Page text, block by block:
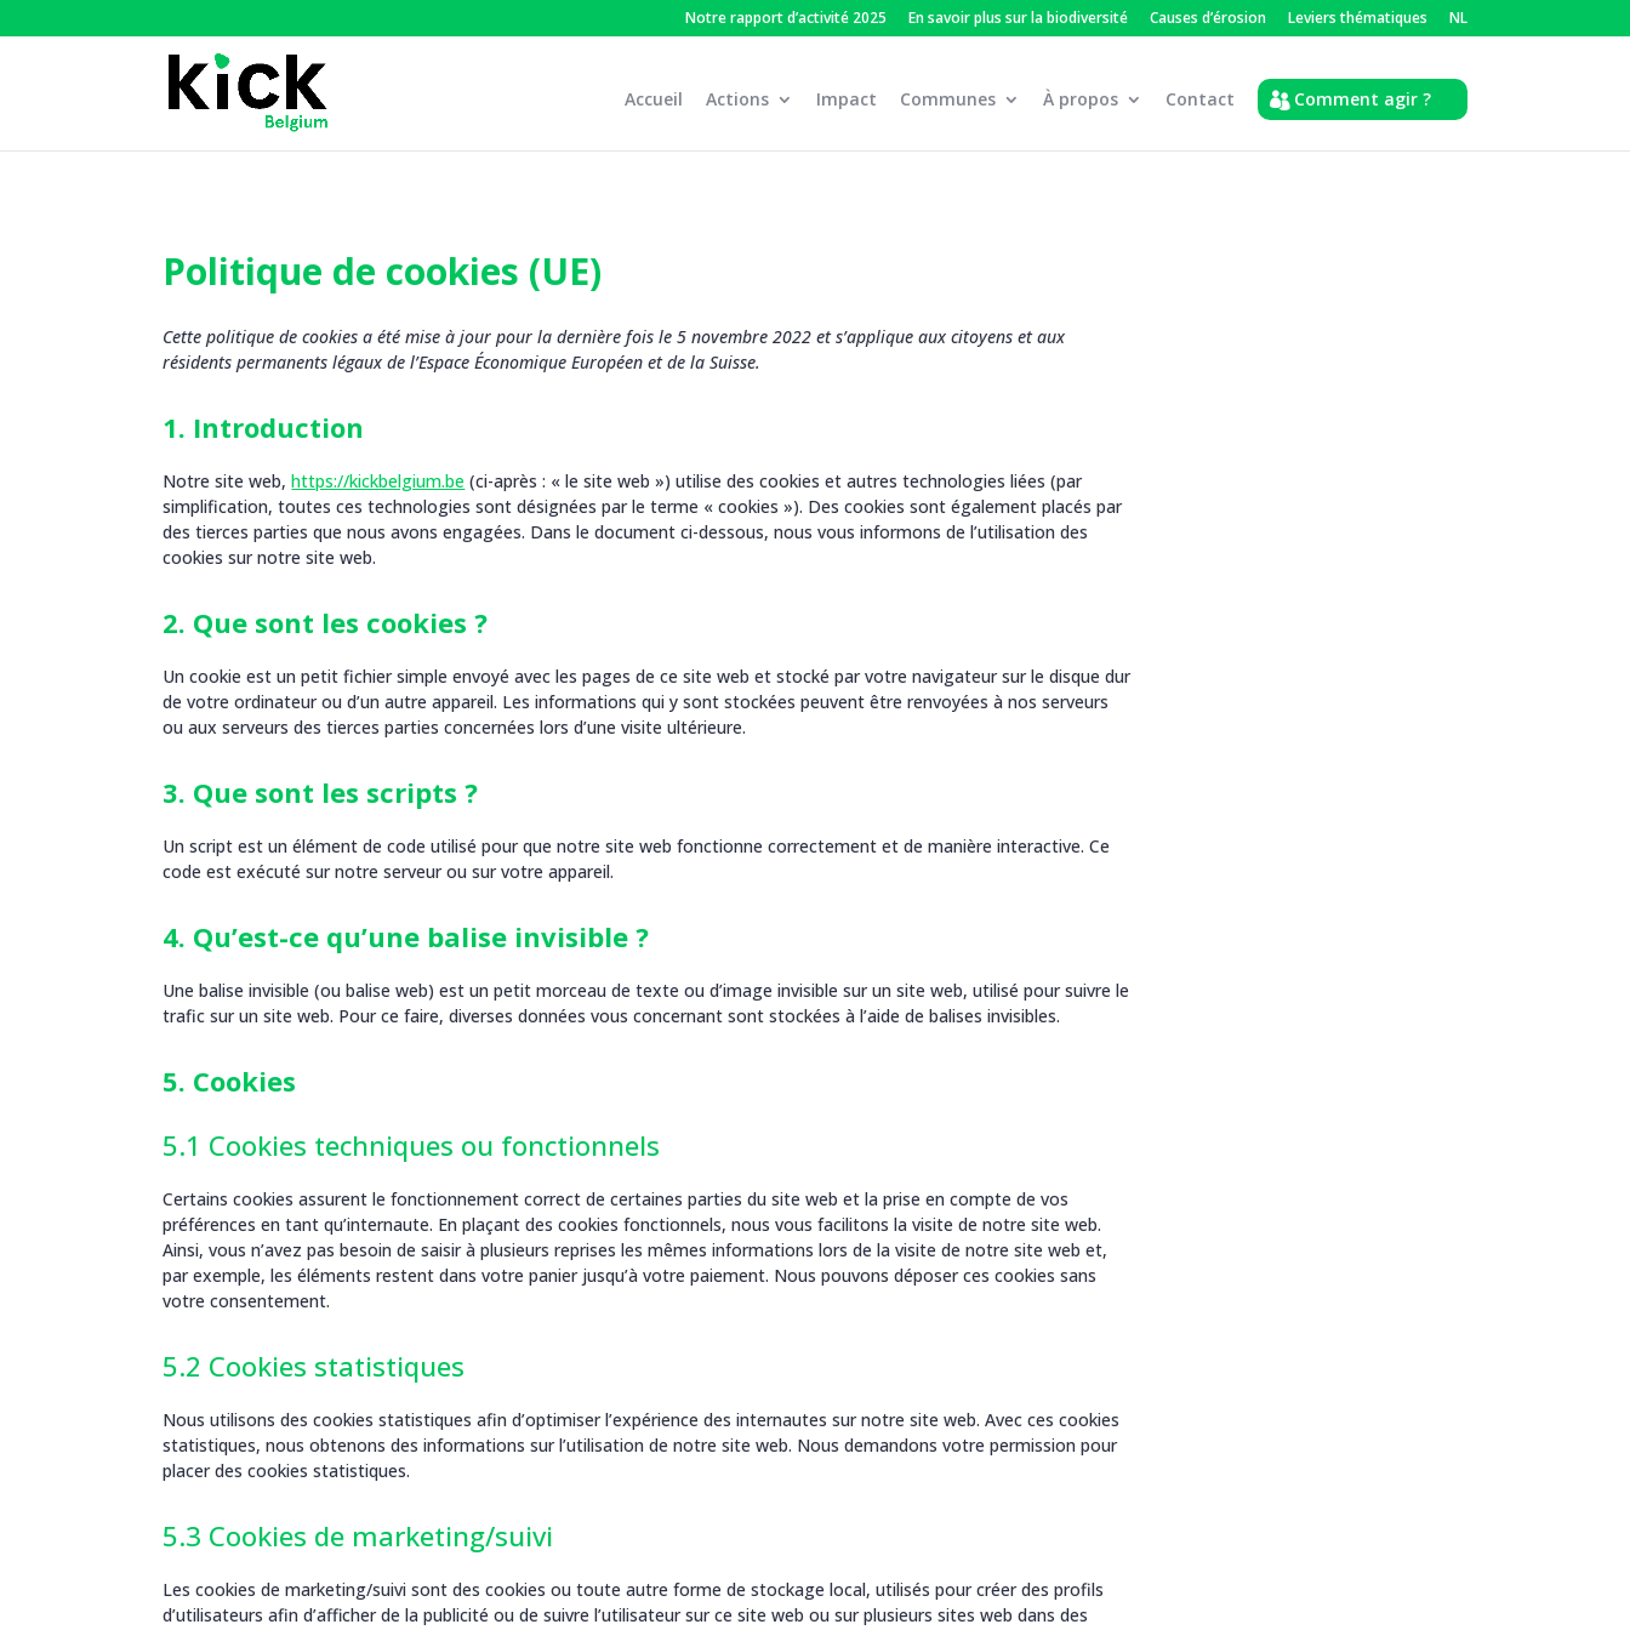
Notre rapport d’activité 2025 En savoir plus sur la biodiversité Causes d’érosion Leviers thématiques NL
Accueil Actions Impact Communes À propos Contact Comment agir ?
Politique de cookies (UE)
Cette politique de cookies a été mise à jour pour la dernière fois le 5 novembre 2022 et s’applique aux citoyens et aux
résidents permanents légaux de l’Espace Économique Européen et de la Suisse.
1. Introduction
Notre site web,https://kickbelgium.be (ci-après : « le site web ») utilise des cookies et autres technologies liées (par
simplification, toutes ces technologies sont désignées par le terme « cookies »). Des cookies sont également placés par
des tierces parties que nous avons engagées. Dans le document ci-dessous, nous vous informons de l’utilisation des
cookies sur notre site web.
2. Que sont les cookies ?
Un cookie est un petit fichier simple envoyé avec les pages de ce site web et stocké par votre navigateur sur le disque dur
de votre ordinateur ou d’un autre appareil. Les informations qui y sont stockées peuvent être renvoyées à nos serveurs
ou aux serveurs des tierces parties concernées lors d’une visite ultérieure.
3. Que sont les scripts ?
Un script est un élément de code utilisé pour que notre site web fonctionne correctement et de manière interactive. Ce
code est exécuté sur notre serveur ou sur votre appareil.
4. Qu’est-ce qu’une balise invisible ?
Une balise invisible (ou balise web) est un petit morceau de texte ou d’image invisible sur un site web, utilisé pour suivre le
trafic sur un site web. Pour ce faire, diverses données vous concernant sont stockées à l’aide de balises invisibles.
5. Cookies
5.1 Cookies techniques ou fonctionnels
Certains cookies assurent le fonctionnement correct de certaines parties du site web et la prise en compte de vos
préférences en tant qu’internaute. En plaçant des cookies fonctionnels, nous vous facilitons la visite de notre site web.
Ainsi, vous n’avez pas besoin de saisir à plusieurs reprises les mêmes informations lors de la visite de notre site web et,
par exemple, les éléments restent dans votre panier jusqu’à votre paiement. Nous pouvons déposer ces cookies sans
votre consentement.
5.2 Cookies statistiques
Nous utilisons des cookies statistiques afin d’optimiser l’expérience des internautes sur notre site web. Avec ces cookies
statistiques, nous obtenons des informations sur l’utilisation de notre site web. Nous demandons votre permission pour
placer des cookies statistiques.
5.3 Cookies de marketing/suivi
Les cookies de marketing/suivi sont des cookies ou toute autre forme de stockage local, utilisés pour créer des profils
d’utilisateurs afin d’afficher de la publicité ou de suivre l’utilisateur sur ce site web ou sur plusieurs sites web dans des